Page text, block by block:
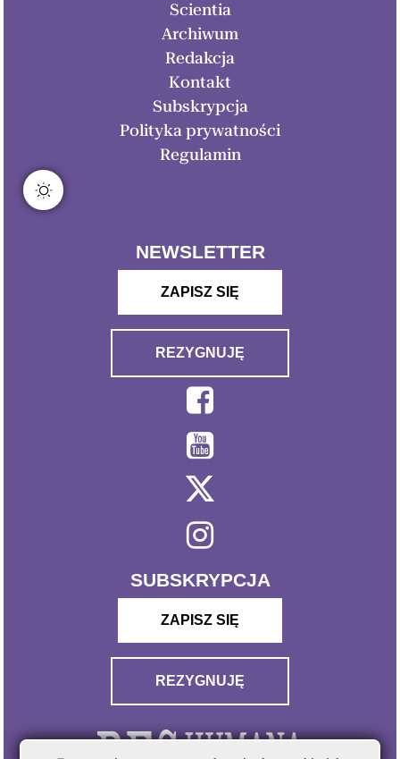
Scientia
Archiwum
Redakcja
Kontakt
Subskrypcja
Polityka prywatności
Regulamin
NEWSLETTER
ZAPISZ SIĘ
REZYGNUJĘ
SUBSKRYPCJA
ZAPISZ SIĘ
REZYGNUJĘ